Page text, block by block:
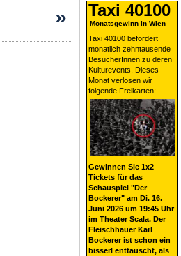
» Taxi 40100
Monatsgewinn in Wien
Taxi 40100 befördert
monatlich zehntausende
BesucherInnen zu deren
Kulturevents. Dieses
Monat verlosen wir
folgende Freikarten:
Gewinnen Sie 1x2
Tickets für das
Schauspiel "Der
Bockerer" am Di. 16.
Juni 2026 um 19:45 Uhr
im Theater Scala. Der
Fleischhauer Karl
Bockerer ist schon ein
bisserl enttäuscht, als